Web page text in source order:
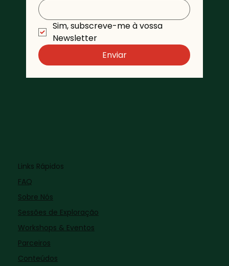
Links Rápidos
FAQ
Sobre Nós
Sessões de Exploração
Workshops & Eventos
Parceiros
Conteúdos
Sim, subscreve-me à vossa
Enviar